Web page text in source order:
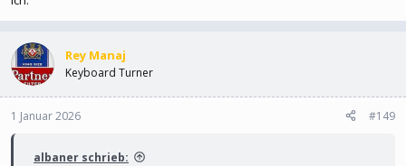
Rey Manaj
Keyboard Turner
1 Januar 2026 #149
albaner schrieb: